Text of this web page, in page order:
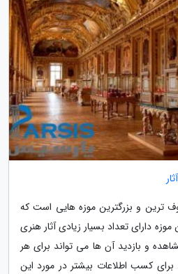
ترین و بزرگترین موزه هایی است که
دارای تعداد بسیار زیادی آثار هنری
و بازدید آن ها می تواند برای هر
کسب اطلاعات بیشتر در مورد این